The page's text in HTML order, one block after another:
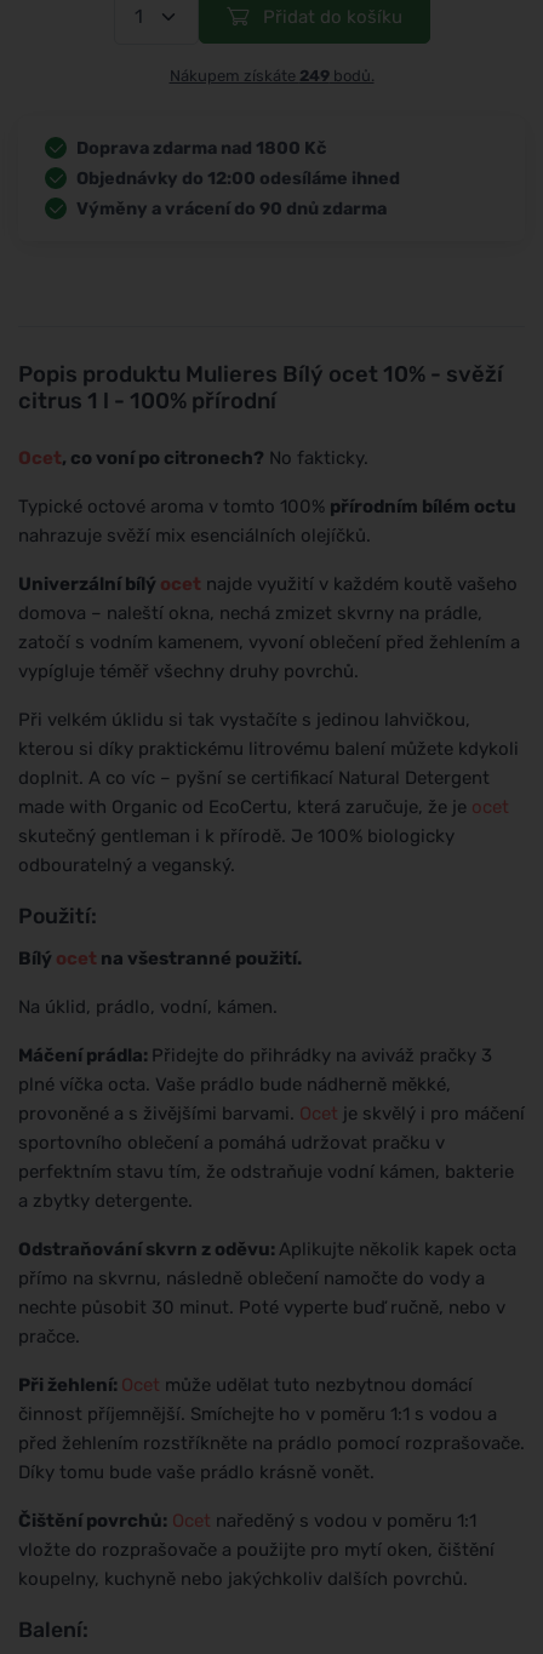
Popis produktu Mulieres Bílý ocet 10% - svěží
citrus 1 l - 100% přírodní
Ocet, co voní po citronech? No fakticky.
Typické octové aroma v tomto 100% přírodním bílém octu
nahrazuje svěží mix esenciálních olejíčků.
Univerzální bílý ocet najde využití v každém koutě vašeho
domova – naleští okna, nechá zmizet skvrny na prádle,
zatočí s vodním kamenem, vyvoní oblečení před žehlením a
vypígluje téměř všechny druhy povrchů.
Při velkém úklidu si tak vystačíte s jedinou lahvičkou,
kterou si díky praktickému litrovému balení můžete kdykoli
doplnit. A co víc – pyšní se certifikací Natural Detergent
made with Organic od EcoCertu, která zaručuje, že je ocet
skutečný gentleman i k přírodě. Je 100% biologicky
odbouratelný a veganský.
Použití:
Bílý ocet na všestranné použití.
Na úklid, prádlo, vodní, kámen.
Máčení prádla: Přidejte do přihrádky na aviváž pračky 3
plné víčka octa. Vaše prádlo bude nádherně měkké,
provoněné a s živějšími barvami. Ocet je skvělý i pro máčení
sportovního oblečení a pomáhá udržovat pračku v
perfektním stavu tím, že odstraňuje vodní kámen, bakterie
a zbytky detergente.
Odstraňování skvrn z oděvu: Aplikujte několik kapek octa
přímo na skvrnu, následně oblečení namočte do vody a
nechte působit 30 minut. Poté vyperte buď ručně, nebo v
pračce.
Při žehlení: Ocet může udělat tuto nezbytnou domácí
činnost příjemnější. Smíchejte ho v poměru 1:1 s vodou a
před žehlením rozstříkněte na prádlo pomocí rozprašovače.
Díky tomu bude vaše prádlo krásně vonět.
Čištění povrchů: Ocet naředěný s vodou v poměru 1:1
vložte do rozprašovače a použijte pro mytí oken, čištění
koupelny, kuchyně nebo jakýchkoliv dalších povrchů.
Balení:
Přidat do košíku
Nákupem získáte 249bodů.
Doprava zdarma nad 1800 Kč
Objednávky do 12:00 odesíláme ihned
Výměny a vrácení do 90 dnů zdarma